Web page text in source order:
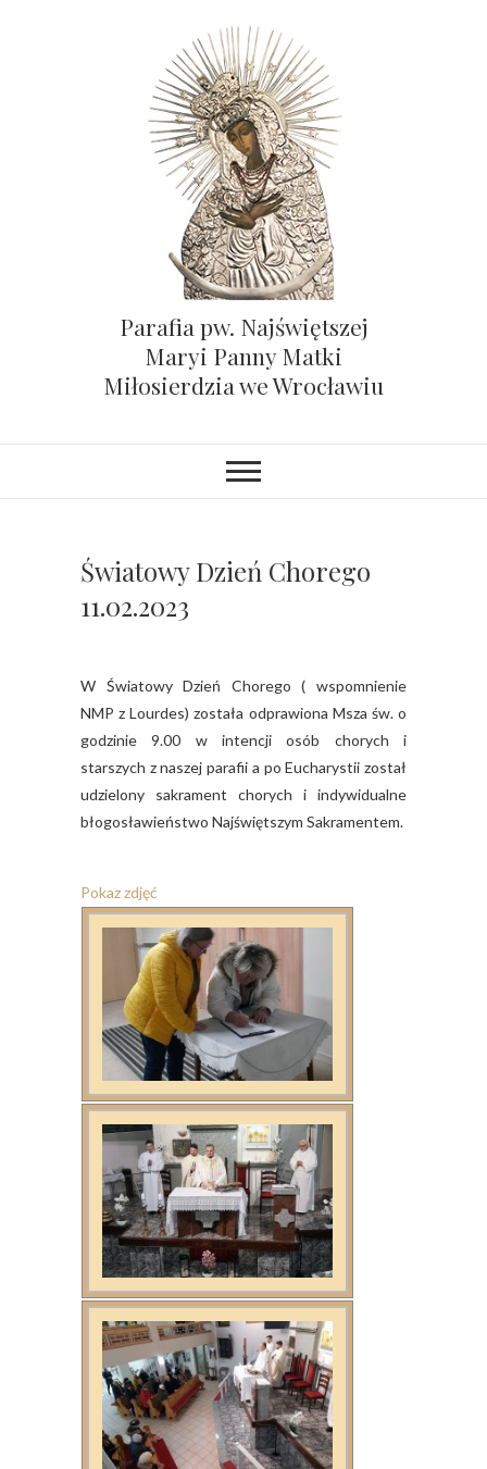
Parafia pw. Najświętszej
Maryi Panny Matki
Miłosierdzia we Wrocławiu
Światowy Dzień Chorego
11.02.2023
W Światowy Dzień Chorego ( wspomnienie
NMP z Lourdes) została odprawiona Msza św. o
godzinie 9.00 w intencji osób chorych i
starszych z naszej parafii a po Eucharystii został
udzielony sakrament chorych i indywidualne
błogosławieństwo Najświętszym Sakramentem.
Pokaz zdjęć